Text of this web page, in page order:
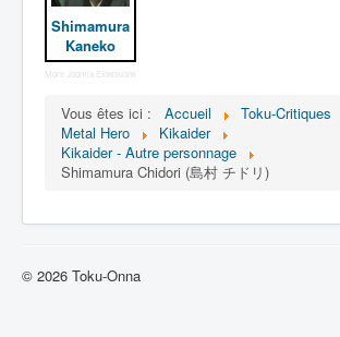
Personnages
Mechas
Lieux
Épisodes
Fanservice
Shimamura
Kaneko
More Joomla Extensions
Vous êtes ici : Accueil
Toku-Critiques
Metal Hero
Kikaider
Kikaider - Autre personnage
Shimamura Chidori (島村 チドリ)
© 2026 Toku-Onna